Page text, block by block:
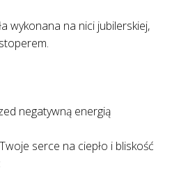
wykonana na nici jubilerskiej,
negatywną energią
serce na ciepło i bliskość